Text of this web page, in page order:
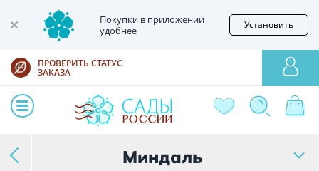
Покупки в приложении
удобнее
Установить
ПРОВЕРИТЬ СТАТУС
ЗАКАЗА
Миндаль